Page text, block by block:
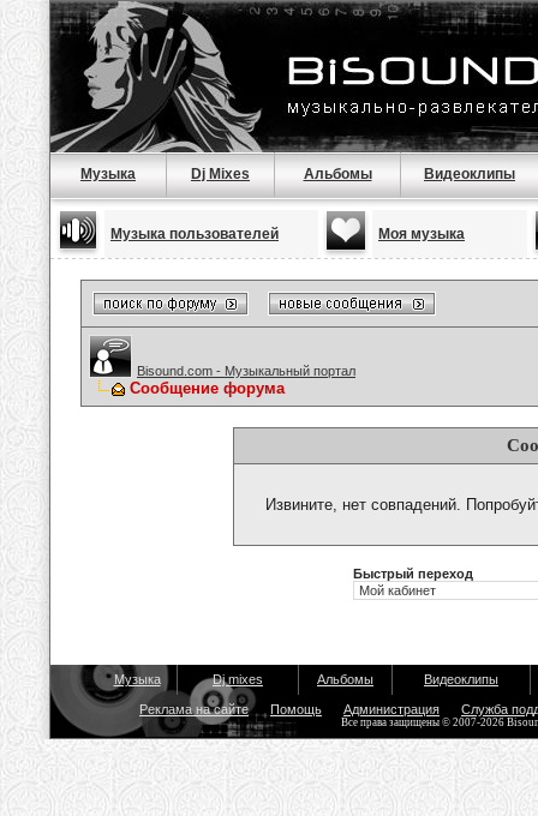
Музыка Dj Mixes Альбомы Видеоклипы
Музыка пользователей Моя музыка
Bisound.com - Музыкальный портал
Сообщение форума
Извините, нет совпадений.
Быстрый переход
Музыка Dj mixes Альбомы Видеоклипы
Реклама на сайте Помощь Администрация Служба
Все права защищены © 2007-2026